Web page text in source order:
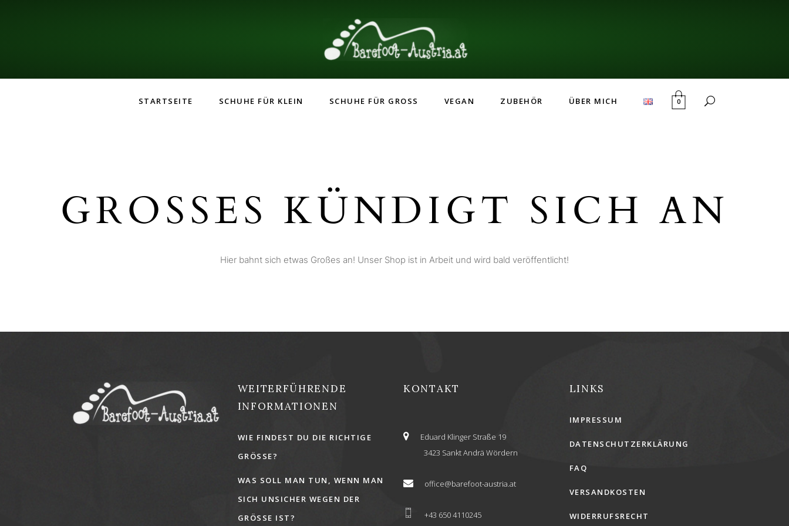
STARTSEITE SCHUHE FÜR KLEIN SCHUHE FÜR GROSS VEGAN ZUBEHÖR ÜBER MICH 0
GROSSES KÜNDIGT SICH AN
Hier bahnt sich etwas Großes an! Unser Shop ist in Arbeit und wird bald veröffentlicht!
WEITERFÜHRENDE
INFORMATIONEN
WIE FINDEST DU DIE RICHTIGE
GRÖSSE?
WAS SOLL MAN TUN, WENN MAN
SICH UNSICHER WEGEN DER
GRÖSSE IST?
KONTAKT
Eduard Klinger Straße 19
3423 Sankt Andrä Wördern
office@barefoot-austria.at
+43 650 4110245
LINKS
IMPRESSUM
DATENSCHUTZERKLÄRUNG
FAQ
VERSANDKOSTEN
WIDERRUFSRECHT